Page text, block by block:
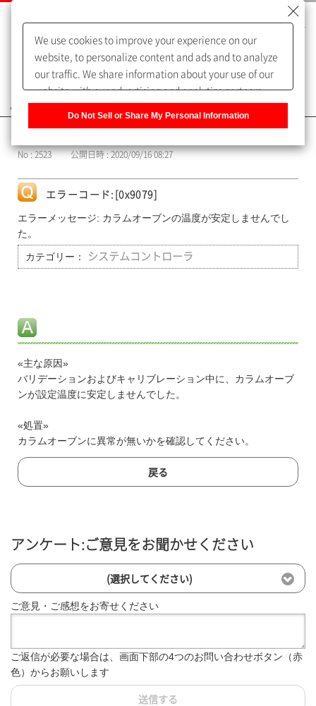
よくあるご質問（FAQ）
No : 2523 公開日時 : 2020/09/16 08:27
エラーコード:[0x9079]
エラーメッセージ: カラムオーブンの温度が安定しませんでし
た。
カテゴリー： システムコントローラ
«主な原因»
バリデーションおよびキャリブレーション中に、カラムオーブ
ンが設定温度に安定しませんでした。
«処置»
カラムオーブンに異常が無いかを確認してください。
戻る
アンケート:ご意見をお聞かせください
(選択してください)
ご意見・ご感想をお寄せください
ご返信が必要な場合は、画面下部の4つのお問い合わせボタン（赤
色）からお願いします
送信する
We use cookies to improve your experience on our
website, to personalize content and ads and to analyze
our traffic. We share information about your use of our
website with our advertising and analytics partners,
of our sharing information about you with our partners.
Information] to customize your cookie settings on our
Do Not Sell or Share My Personal Information